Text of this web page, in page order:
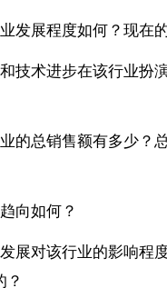
业发展程度如何？现在
和技术进步在该行业扮
业的总销售额有多少？
向如何？
发展对该行业的影响程
？